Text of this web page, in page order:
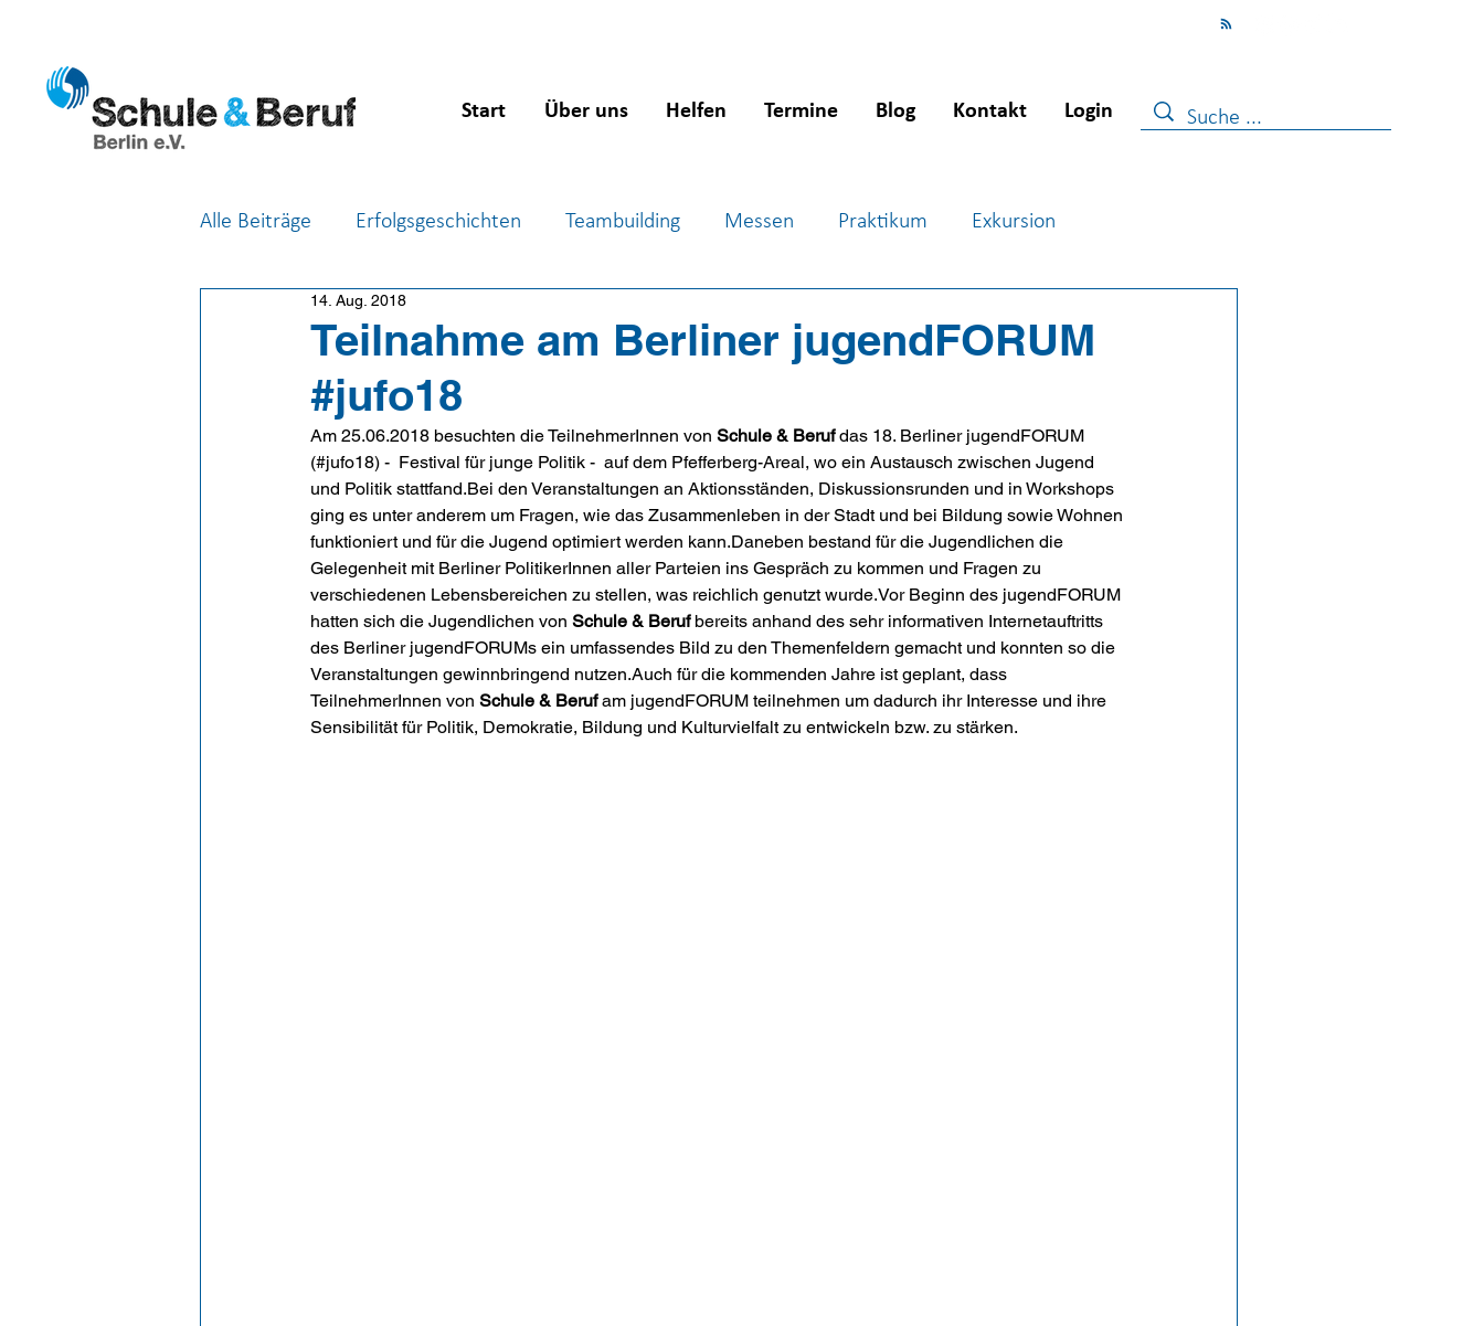
Start Über uns Helfen Termine Blog Kontakt Login
Alle Beiträge Erfolgsgeschichten Teambuilding Messen Praktikum Exkursion
Feste & Feiern
Teilnahme am Berliner jugendFORUM
#jufo18
14. Aug. 2018
Am 25.06.2018 besuchten die TeilnehmerInnen von Schule & Beruf das 18. Berliner jugendFORUM
(#jufo18) -  Festival für junge Politik -  auf dem Pfefferberg-Areal, wo ein Austausch zwischen Jugend
und Politik stattfand.Bei den Veranstaltungen an Aktionsständen, Diskussionsrunden und in Workshops
ging es unter anderem um Fragen, wie das Zusammenleben in der Stadt und bei Bildung sowie Wohnen
funktioniert und für die Jugend optimiert werden kann.Daneben bestand für die Jugendlichen die
Gelegenheit mit Berliner PolitikerInnen aller Parteien ins Gespräch zu kommen und Fragen zu
verschiedenen Lebensbereichen zu stellen, was reichlich genutzt wurde.Vor Beginn des jugendFORUM
hatten sich die Jugendlichen von Schule & Beruf bereits anhand des sehr informativen Internetauftritts
des Berliner jugendFORUMs ein umfassendes Bild zu den Themenfeldern gemacht und konnten so die
Veranstaltungen gewinnbringend nutzen.Auch für die kommenden Jahre ist geplant, dass
TeilnehmerInnen von Schule & Beruf am jugendFORUM teilnehmen um dadurch ihr Interesse und ihre
Sensibilität für Politik, Demokratie, Bildung und Kultur­vielfalt zu entwickeln bzw. zu stärken.